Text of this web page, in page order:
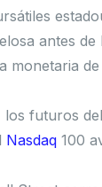
antes
monetaria
los futuros del
Nasdaq 100